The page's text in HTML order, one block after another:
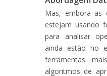
Mas, embora as
estejam usando
para analisar
ainda estão no
ferramentas
algoritmos de